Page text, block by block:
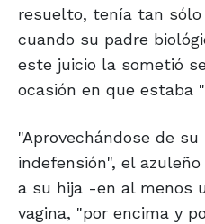
resuelto, tenía tan sólo
cuando su padre
este juicio la sometió
ocasión en que estaba
"Aprovechándose de su
indefensión", el
a su hija -en al menos
vagina, "por encima y